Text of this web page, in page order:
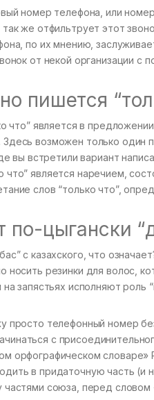
номер телефона, или
же отфильтрует этот
по их мнению,
от некой организации с
пишется
что” является в
возможен только один
вы встретили вариант
что” является наречием,
слов “только что”,
по-цыгански
с казахского, что
носить резинки для волос,
запястьях исполняют роль
просто телефонный номер
с
орфографическом
в придаточную часть (и
частями союза, перед словом